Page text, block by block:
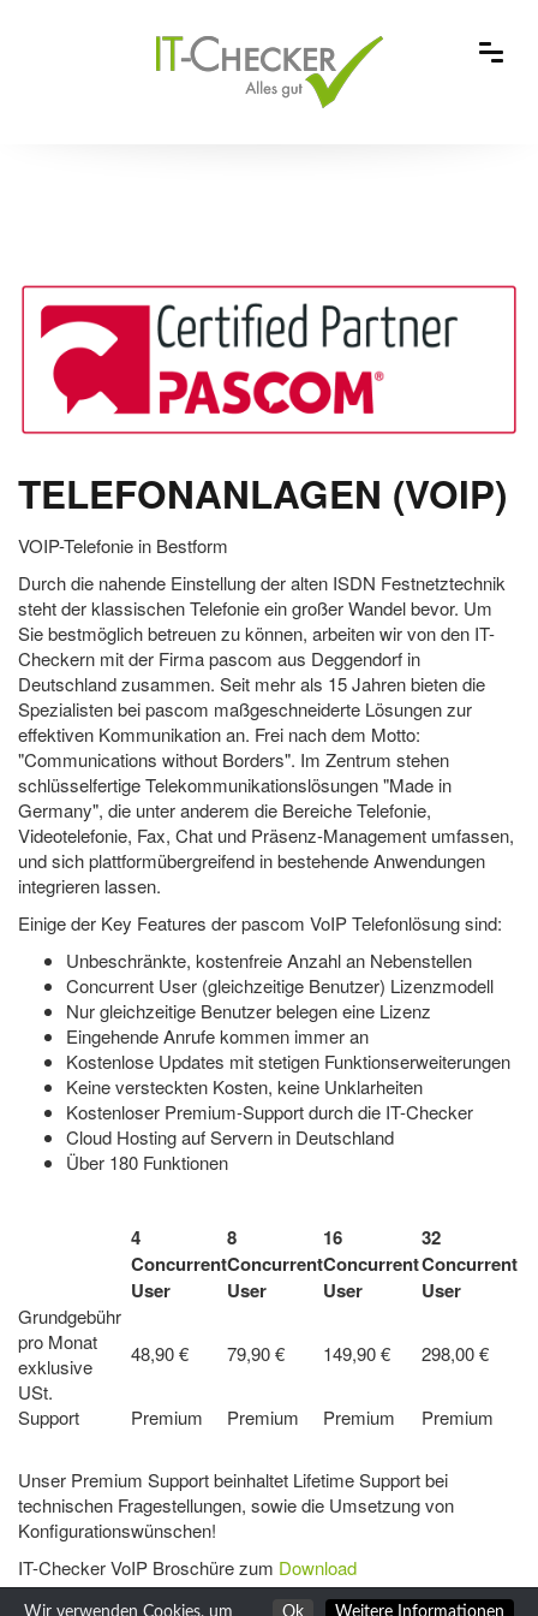
TELEFONANLAGEN (VOIP)
VOIP-Telefonie in Bestform
Durch die nahende Einstellung der alten ISDN Festnetztechnik
steht der klassischen Telefonie ein großer Wandel bevor. Um
Sie bestmöglich betreuen zu können, arbeiten wir von den IT-
Checkern mit der Firma pascom aus Deggendorf in
Deutschland zusammen. Seit mehr als 15 Jahren bieten die
Spezialisten bei pascom maßgeschneiderte Lösungen zur
effektiven Kommunikation an. Frei nach dem Motto:
"Communications without Borders". Im Zentrum stehen
schlüsselfertige Telekommunikationslösungen "Made in
Germany", die unter anderem die Bereiche Telefonie,
Videotelefonie, Fax, Chat und Präsenz-Management umfassen,
und sich plattformübergreifend in bestehende Anwendungen
integrieren lassen.
Einige der Key Features der pascom VoIP Telefonlösung sind:
Unbeschränkte, kostenfreie Anzahl an Nebenstellen
Concurrent User (gleichzeitige Benutzer) Lizenzmodell
Nur gleichzeitige Benutzer belegen eine Lizenz
Eingehende Anrufe kommen immer an
Kostenlose Updates mit stetigen Funktionserweiterungen
Keine versteckten Kosten, keine Unklarheiten
Kostenloser Premium-Support durch die IT-Checker
Cloud Hosting auf Servern in Deutschland
Über 180 Funktionen
4
Concurrent
User
8
Concurrent
User
16
Concurrent
User
32
Concurrent
User
Grundgebühr
pro Monat
exklusive
USt.
48,90 € 79,90 € 149,90 € 298,00 €
Support Premium Premium Premium Premium
Unser Premium Support beinhaltet Lifetime Support bei
technischen Fragestellungen, sowie die Umsetzung von
Konfigurationswünschen!
IT-Checker VoIP Broschüre zum Download
Ok Weitere Informationen
Wir verwenden Cookies, um